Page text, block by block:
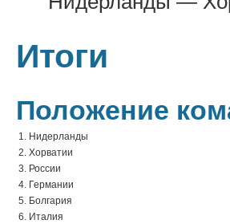
Итоги
Положение
1. Нидерланды
2. Хорватии
3. России
4. Германии
5. Болгария
6. Италия